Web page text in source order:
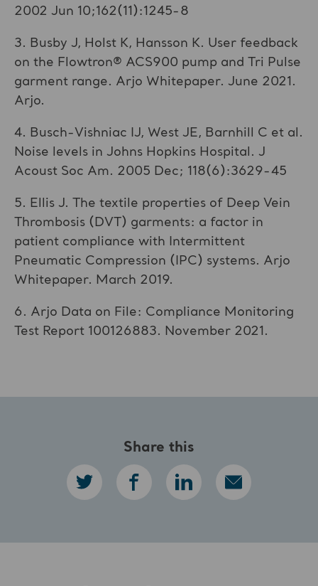
2002 Jun 10;162(11):1245-8
3. Busby J, Holst K, Hansson K. User feedback
on the Flowtron® ACS900 pump and Tri Pulse
garment range. Arjo Whitepaper. June 2021.
Arjo.
4. Busch-Vishniac IJ, West JE, Barnhill C et al.
Noise levels in Johns Hopkins Hospital. J
Acoust Soc Am. 2005 Dec; 118(6):3629-45
5. Ellis J. The textile properties of Deep Vein
Thrombosis (DVT) garments: a factor in
patient compliance with Intermittent
Pneumatic Compression (IPC) systems. Arjo
Whitepaper. March 2019.
6. Arjo Data on File: Compliance Monitoring
Test Report 100126883. November 2021.
Share this